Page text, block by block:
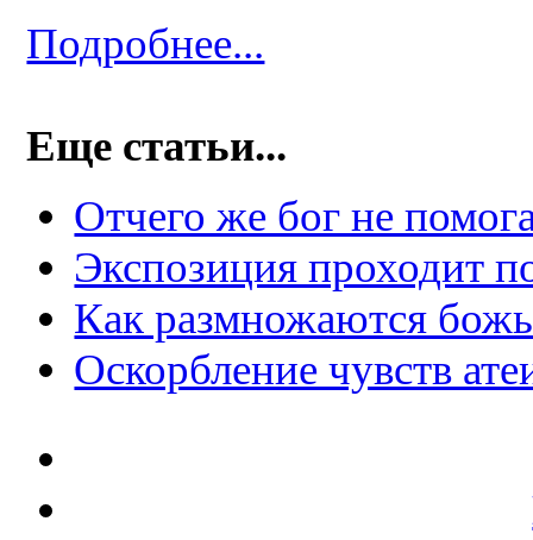
Подробнее...
Еще статьи...
Отчего же бог не
Экспозиция проходит
Как размножаются
Оскорбление чувств